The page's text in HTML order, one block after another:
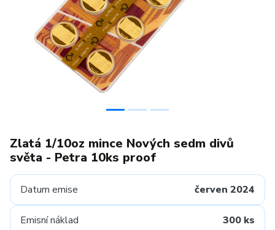
Zlatá 1/10oz mince Nových sedm divů
světa - Petra 10ks proof
Datum emise červen 2024
Emisní náklad 300 ks